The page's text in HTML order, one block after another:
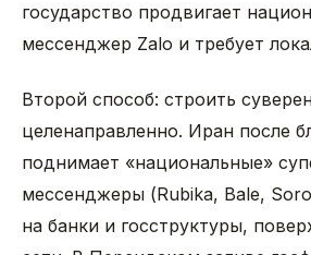
государство продвигает
мессенджер Zalo и требует
Второй способ: строить
целенаправленно. Иран после
поднимает «национальные»
мессенджеры (Rubika, Bale,
на банки и госструктуры,